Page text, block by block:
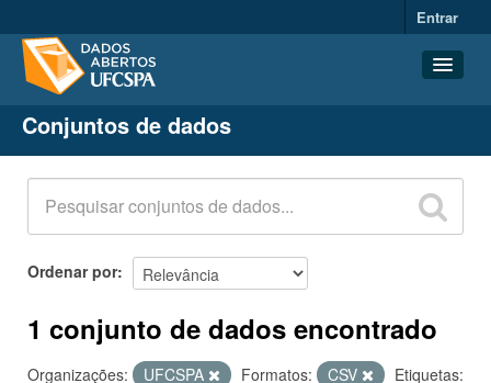
Entrar
Conjuntos de dados
Organizações
Grupos
Sobre
Conjuntos de dados
Ordenar por
1 conjunto de dados encontrado
Organizações: UFCSPA Formatos: CSV
Etiquetas: